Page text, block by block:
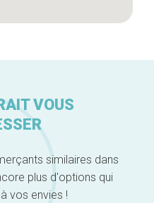
VOUS
similaires dans
plus d'options qui
vos envies !